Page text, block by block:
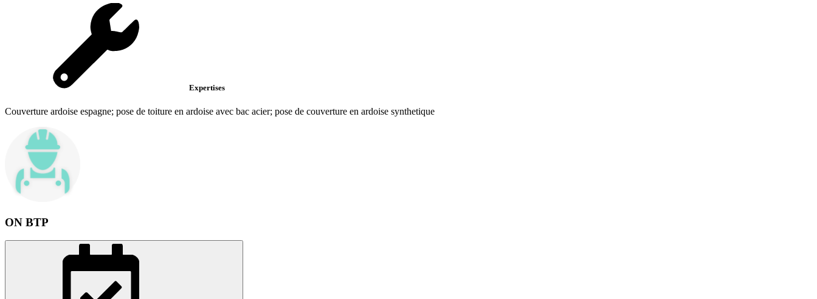
Expertises
Couverture ardoise espagne; pose de toiture en ardoise avec bac acier; pose de couverture en ardoise synthetique
ON BTP